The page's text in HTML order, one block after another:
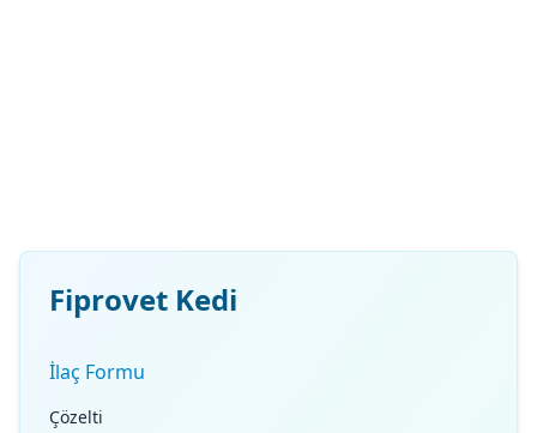
Fiprovet Kedi
İlaç Formu
Çözelti